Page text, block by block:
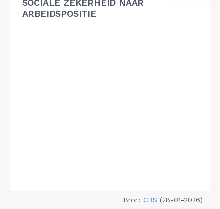
SOCIALE ZEKERHEID NAAR
ARBEIDSPOSITIE
Bron: CBS (28-01-2026)